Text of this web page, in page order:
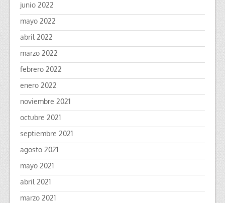
junio 2022
mayo 2022
abril 2022
marzo 2022
febrero 2022
enero 2022
noviembre 2021
octubre 2021
septiembre 2021
agosto 2021
mayo 2021
abril 2021
marzo 2021